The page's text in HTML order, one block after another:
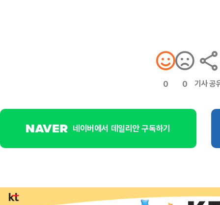
0 0 기사 공
네이버에서 데일리안 구독하기